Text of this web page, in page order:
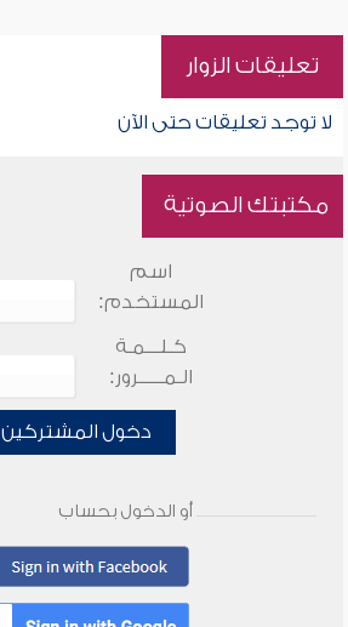
تعليقات الزوار
لا توجد تعليقات حتى الآن
مكتبتك الصوتية
اسم
المستخدم:
كـلـــمـة
الـمـــــرور:
دخول المشتركين
أو الدخول بحساب